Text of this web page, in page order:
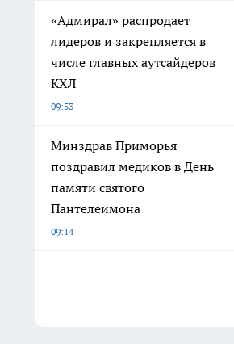
«Адмирал» распродает
лидеров и закрепляется в
числе главных аутсайдеров
КХЛ
09:53
Минздрав Приморья
поздравил медиков в День
памяти святого
Пантелеимона
09:14